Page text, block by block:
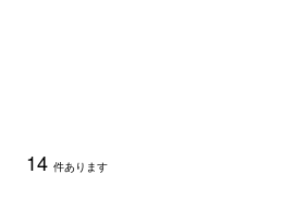
14 件あります